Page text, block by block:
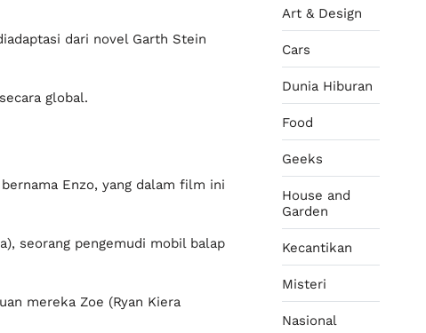
dari novel Garth Stein
global.
Enzo, yang dalam film ini
seorang pengemudi mobil balap
mereka Zoe (Ryan Kiera
Art & Design
Cars
Dunia Hiburan
Food
Geeks
House and
Garden
Kecantikan
Misteri
Nasional